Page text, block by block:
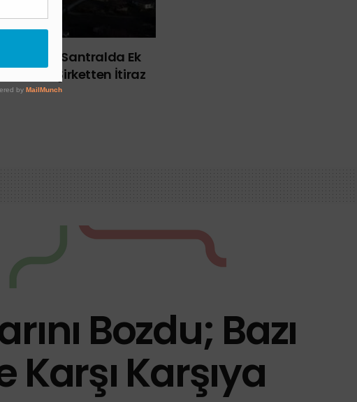
Termik Santralda Ek
ve Şirketten İtiraz
Bozdu; Bazı
Karşıya